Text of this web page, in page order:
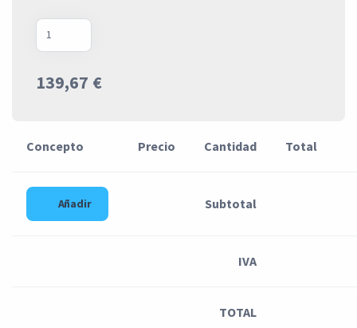
139,67 €
Concepto Precio Cantidad Total
Añadir Subtotal
IVA
TOTAL